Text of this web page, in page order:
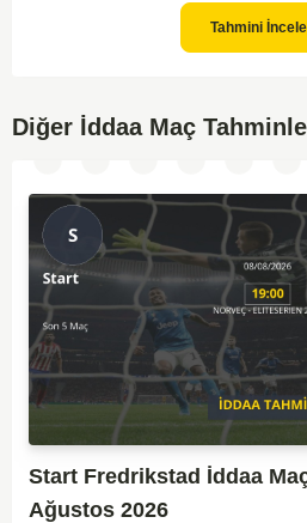
anlar yakalayabilmektedir. İki takım
alındığında, maçın dengede geçmesi
şansı bulunmaktadır. Özellikle Jaro'nun
Tahmini İncele
Diğer İddaa Maç
Start Fredrikstad İddaa
Ağustos 2026